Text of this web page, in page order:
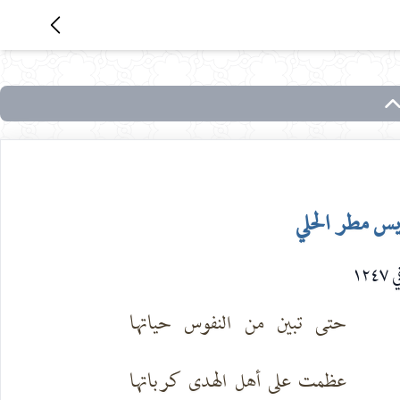
مطر الحلي
حتى تبين من النفوس حياتها
عظمت على أهل الهدى كرباتها